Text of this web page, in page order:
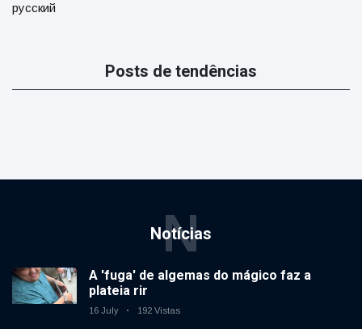
русский
Posts de tendências
Notícias
N
A 'fuga' de algemas do mágico faz a
plateia rir
16 July 192 Vistas